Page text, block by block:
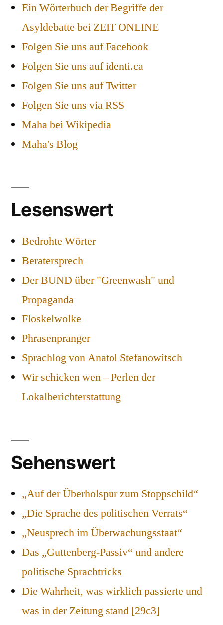
Ein Wörterbuch der Begriffe der
Asyldebatte bei ZEIT ONLINE
Folgen Sie uns auf Facebook
Folgen Sie uns auf identi.ca
Folgen Sie uns auf Twitter
Folgen Sie uns via RSS
Maha bei Wikipedia
Maha's Blog
Lesenswert
Bedrohte Wörter
Beratersprech
Der BUND über "Greenwash" und
Propaganda
Floskelwolke
Phrasenpranger
Sprachlog von Anatol Stefanowitsch
Wir schicken wen – Perlen der
Lokalberichterstattung
Sehenswert
„Auf der Überholspur zum Stoppschild“
„Die Sprache des politischen Verrats“
„Neusprech im Überwachungsstaat“
Das „Guttenberg-Passiv“ und andere
politische Sprachtricks
Die Wahrheit, was wirklich passierte und
was in der Zeitung stand [29c3]